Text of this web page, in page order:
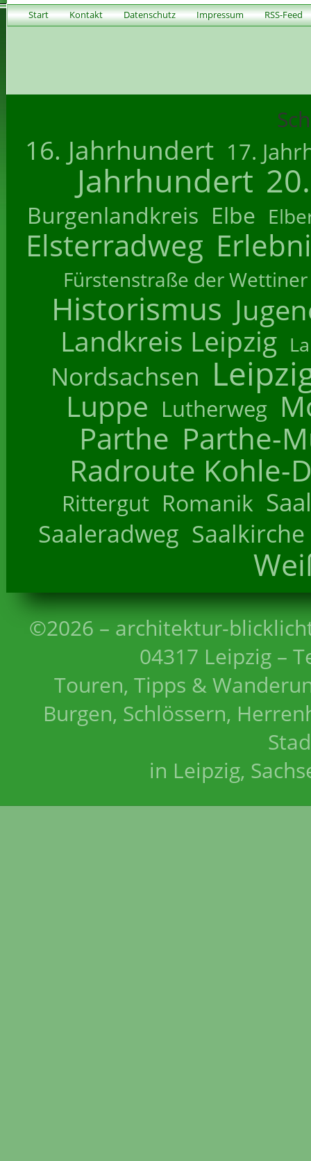
Start Kontakt Datenschutz Impressum RSS-Feed
16. Jahrhundert 17.
Jahrhundert
Burgenlandkreis Elbe
Elsterradweg
Fürstenstraße der Wettiner
Historismus
Landkreis Leipzig
Nordsachsen
Luppe Lutherweg
Parthe Parthe-
Radroute Kohle-
Rittergut Romanik
Saaleradweg Saalkirche
©2026 – architektur-
04317 Leipzig –
Touren, Tipps &
Burgen, Schlössern,
in Leipzig,